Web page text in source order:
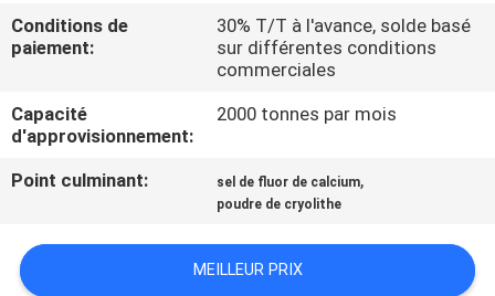
CONTRÔLE
LA
QUALITÉ
CONTACTER
Conditions de
paiement:
30% T/T à l'avance, solde basé
sur différentes conditions
commerciales
Capacité
d'approvisionnement:
2000 tonnes par mois
Point culminant: sel de fluor de calcium,
poudre de cryolithe
MEILLEUR PRIX